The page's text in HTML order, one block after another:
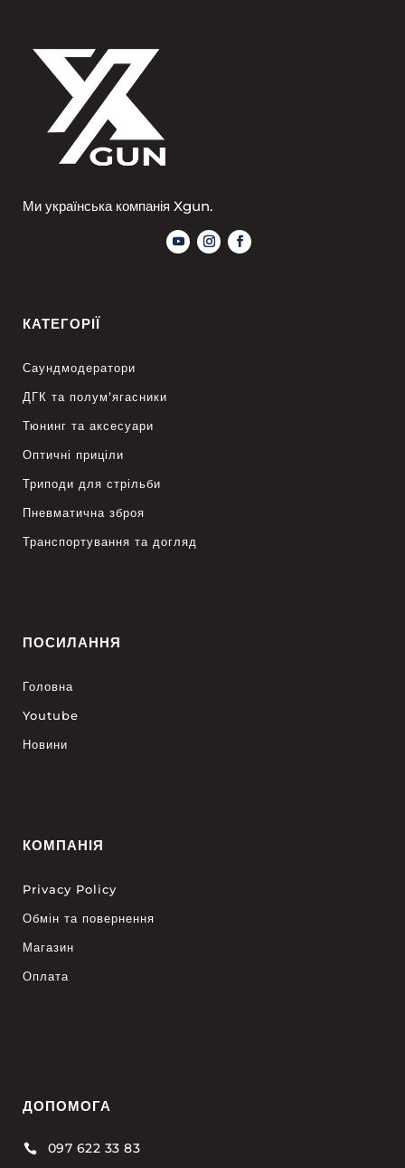
Ми українська компанія Xgun.
КАТЕГОРІЇ
Саундмодератори
ДГК та полум’ягасники
Тюнинг та аксесуари
Оптичні приціли
Триподи для стрільби
Пневматична зброя
Транспортування та догляд
ПОСИЛАННЯ
Головна
Youtube
Новини
КОМПАНІЯ
Privacy Policy
Обмін та повернення
Магазин
Оплата
ДОПОМОГА
 097 622 33 83